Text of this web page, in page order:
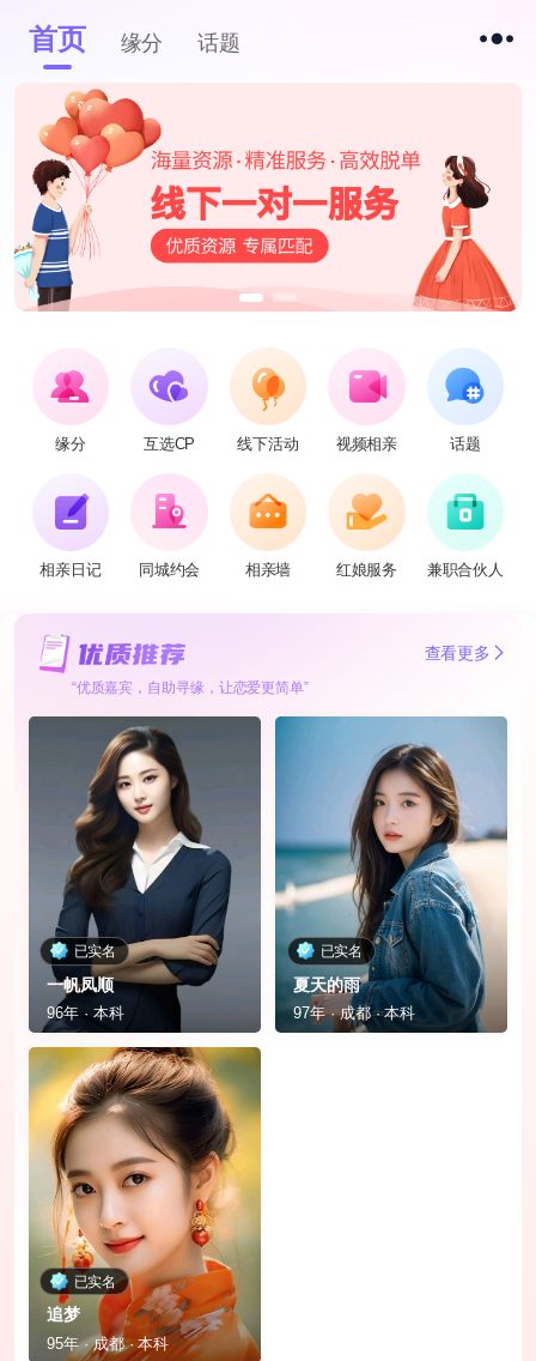
首页 缘分 话题
缘分 互选CP 线下活动 视频相亲 话题
相亲日记 同城约会 相亲墙 红娘服务 兼职合伙人
查看更多
“优质嘉宾，自助寻缘，让恋爱更简单”
已实名
一帆凤顺
96年 · 本科
已实名
夏天的雨
97年 · 成都 · 本科
已实名
追梦
95年 · 成都 · 本科